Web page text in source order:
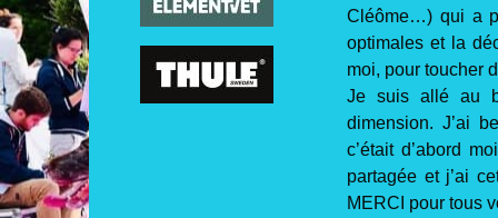
Cléôme…) qui a
optimales et la
moi, pour toucher
Je suis allé au
dimension. J’ai
c’était d’abord
partagée et j’ai
MERCI pour tous